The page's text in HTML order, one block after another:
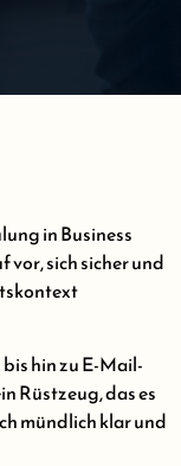
in Business
sich sicher und
hin zu E-Mail-
Rüstzeug, das es
mündlich klar und